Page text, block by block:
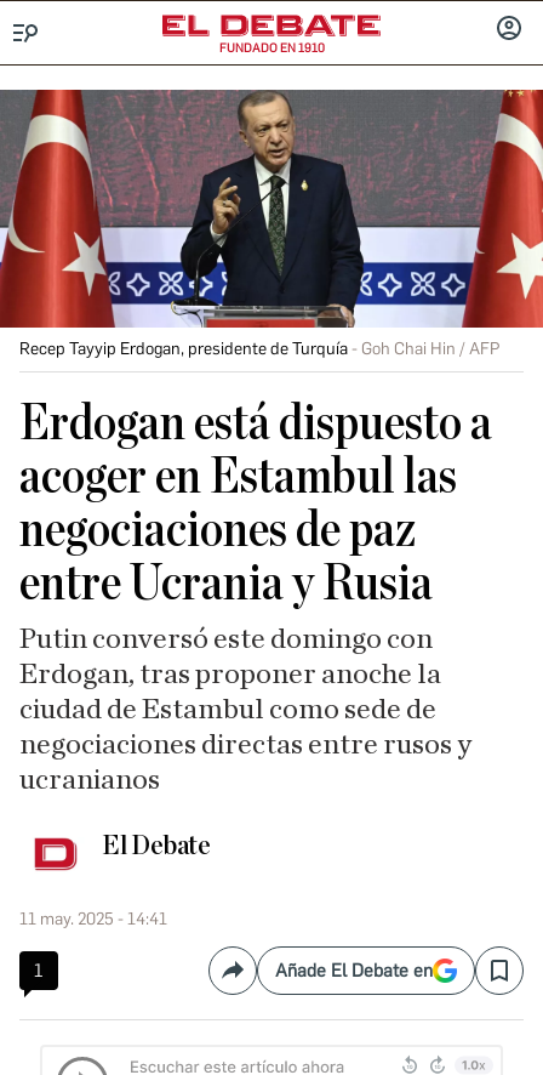
FUNDADO EN 1910
Recep Tayyip Erdogan, presidente de Turquía Goh Chai Hin / AFP
Erdogan está dispuesto a
acoger en Estambul las
negociaciones de paz
entre Ucrania y Rusia
Putin conversó este domingo con
Erdogan, tras proponer anoche la
ciudad de Estambul como sede de
negociaciones directas entre rusos y
ucranianos
El Debate
11 may. 2025 - 14:41
1 CompartirAñade El Debate en Save